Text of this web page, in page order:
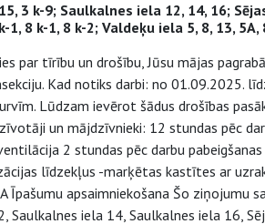
3 k-9; Saulkalnes iela 12, 14, 16;
1, 8 k-1, 8 k-2; Valdeķu iela 5, 8, 13,
par tīrību un drošību, Jūsu mājas
Kad notiks darbi: no 01.09.2025.
Lūdzam ievērot šādus drošības
un mājdzīvnieki: 12 stundas pēc
2 stundas pēc darbu
līdzekļus -marķētas kastītes ar
Īpašumu apsaimniekošana Šo ziņojumu
Saulkalnes iela 14, Saulkalnes iela 16,